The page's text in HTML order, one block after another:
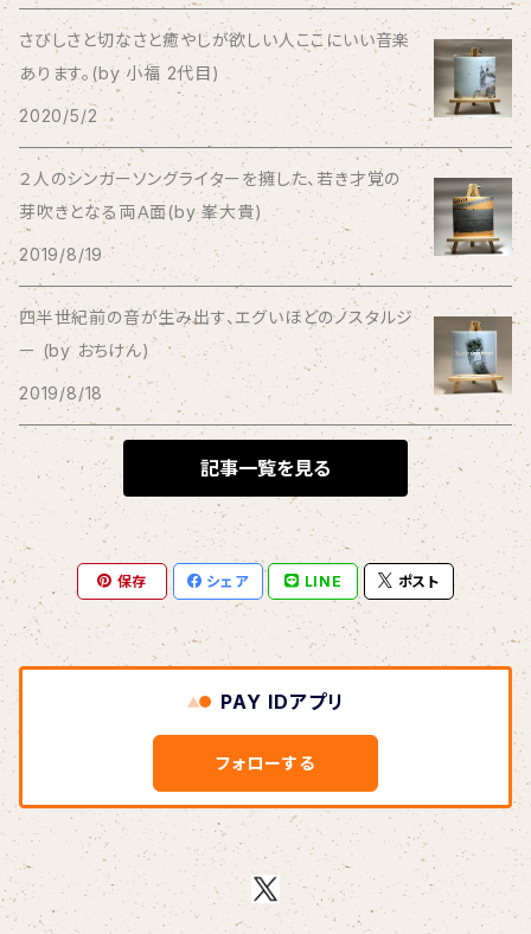
Bad Operation
Bagus!
BBBBBBB
The BEG
The Beths
THE BLACK SHANSONS
BLONDnewHALF
Blondy
BOAR HUNTER
bud&harbor
Bulbs Of Passion
B玉
Calme Adiction
さびしさと切なさと癒やしが欲しい人ここにいい音楽
あります。(by 小福 2代目)
2020/5/2
２人のシンガーソングライターを擁した、若き才覚の
芽吹きとなる両Ａ面(by 峯大貴)
2019/8/19
四半世紀前の音が生み出す、エグいほどのノスタルジ
ー (by おちけん)
2019/8/18
記事一覧を見る
保存 シェア LINE ポスト
PAY IDアプリ
フォローする